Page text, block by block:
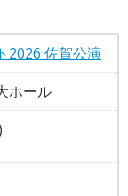
2026 佐賀公演
ホール